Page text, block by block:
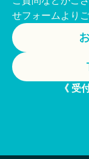
せフォームより
《 受